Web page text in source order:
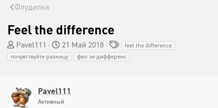
Флудилка
Feel the difference
А
в
т
т
е
Pavel111
Д
а
т
а
ч
21 Май 2018
Т
е
г
feel the difference
почувствуйте разницу
фил зе дифференс
Pavel111
Активный